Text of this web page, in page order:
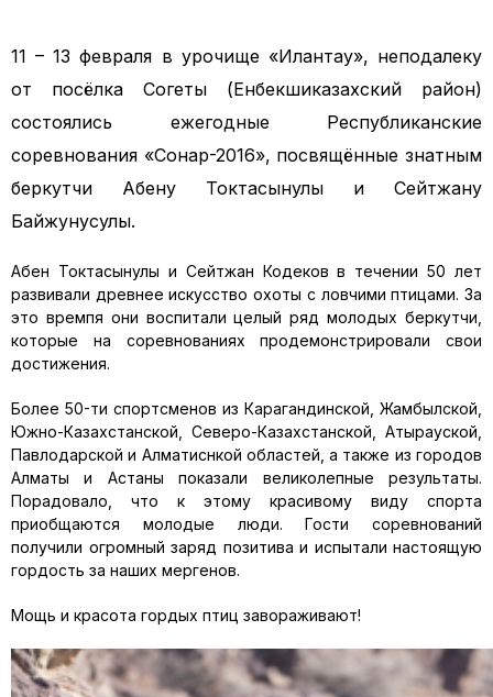
11 – 13 февраля в урочище «Илантау», неподалеку
от посёлка Согеты (Енбекшиказахский район)
состоялись ежегодные Республиканские
соревнования «Сонар-2016», посвящённые знатным
беркутчи Абену Токтасынулы и Сейтжану
Байжунусулы.
Абен Токтасынулы и Сейтжан Кодеков в течении 50 лет
развивали древнее искусство охоты с ловчими птицами. За
это времпя они воспитали целый ряд молодых беркутчи,
которые на соревнованиях продемонстрировали свои
достижения.
Более 50-ти спортсменов из Карагандинской, Жамбылской,
Южно-Казахстанской, Северо-Казахстанской, Атырауской,
Павлодарской и Алматиснкой областей, а также из городов
Алматы и Астаны показали великолепные результаты.
Порадовало, что к этому красивому виду спорта
приобщаются молодые люди. Гости соревнований
получили огромный заряд позитива и испытали настоящую
гордость за наших мергенов.
Мощь и красота гордых птиц завораживают!